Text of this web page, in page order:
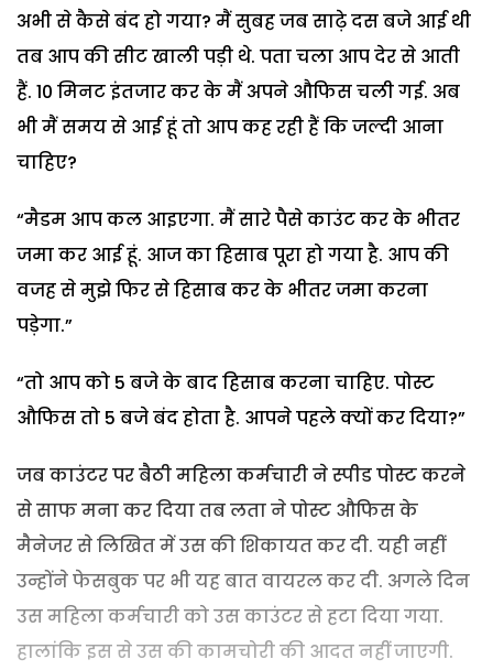
अभी से कैसे बंद हो गया? मैं सुबह जब साढ़े दस बजे आई थी
तब आप की सीट खाली पड़ी थे. पता चला आप देर से आती
हैं. 10 मिनट इंतजार कर के मैं अपने औफिस चली गई. अब
भी मैं समय से आई हूं तो आप कह रही हैं कि जल्दी आना
चाहिए?
“मैडम आप कल आइएगा. मैं सारे पैसे काउंट कर के भीतर
जमा कर आई हूं. आज का हिसाब पूरा हो गया है. आप की
वजह से मुझे फिर से हिसाब कर के भीतर जमा करना
पड़ेगा.”
“तो आप को 5 बजे के बाद हिसाब करना चाहिए. पोस्ट
औफिस तो 5 बजे बंद होता है. आपने पहले क्यों कर दिया?”
जब काउंटर पर बैठी महिला कर्मचारी ने स्पीड पोस्ट करने
से साफ मना कर दिया तब लता ने पोस्ट औफिस के
मैनेजर से लिखित में उस की शिकायत कर दी. यही नहीं
उन्होंने फेसबुक पर भी यह बात वायरल कर दी. अगले दिन
उस महिला कर्मचारी को उस काउंटर से हटा दिया गया.
हालांकि इस से उस की कामचोरी की आदत नहीं जाएगी.